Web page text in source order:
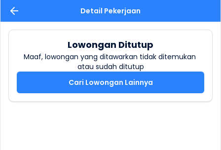
Detail Pekerjaan
Lowongan Ditutup
Maaf, lowongan yang ditawarkan tidak ditemukan
atau sudah ditutup
Cari Lowongan Lainnya